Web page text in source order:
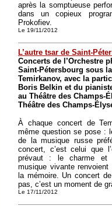
après la somptueuse
dans un copieux
Prokofiev.
Le 19/11/2012
L’autre tsar de Saint-
Concerts de l’Orchestre
Saint-Pétersbourg sous
Temirkanov, avec la
Boris Belkin et du
au Théâtre des Champs-
Théâtre des Champs-
À chaque concert de
même question se pose :
de la musique russe
concert, c’est celui que
prévaut : le charme et
musique vivante
la mémoire. Un concert
pas, c’est un moment de
Le 17/11/2012